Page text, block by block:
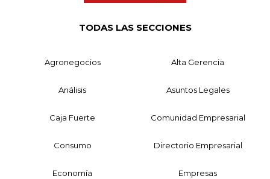
TODAS LAS SECCIONES
Agronegocios Alta Gerencia
Análisis Asuntos Legales
Caja Fuerte Comunidad Empresarial
Consumo Directorio Empresarial
Economía Empresas